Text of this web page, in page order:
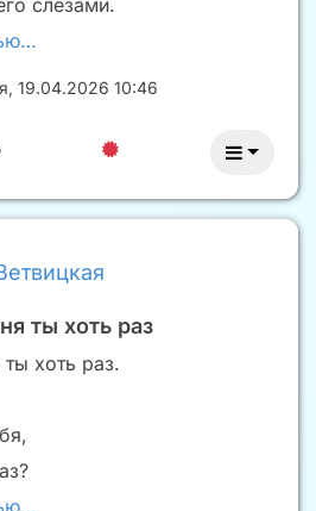
, 19.04.2026 10:46
ты хоть раз
хоть раз.